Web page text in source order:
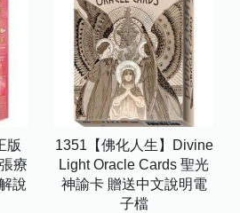
版
療
說
1351【佛化人生】Divine
Light Oracle Cards 聖光
神諭卡 贈送中文說明電
子檔